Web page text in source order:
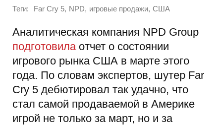
Теги: Far Cry 5, NPD, игровые продажи, США
Аналитическая компания NPD Group
подготовила отчет о состоянии
игрового рынка США в марте этого
года. По словам экспертов, шутер Far
Cry 5 дебютировал так удачно, что
стал самой продаваемой в Америке
игрой не только за март, но и за